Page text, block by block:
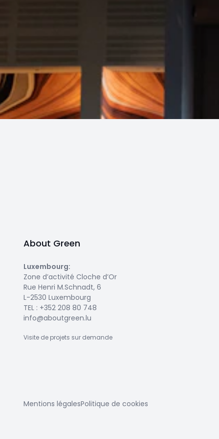
About Green
Luxembourg:
Zone d’activité Cloche d’Or
Rue Henri M.Schnadt, 6
L-2530 Luxembourg
TEL : +352 208 80 748
info@aboutgreen.lu
Visite de projets sur demande
Mentions légalesPolitique de cookies